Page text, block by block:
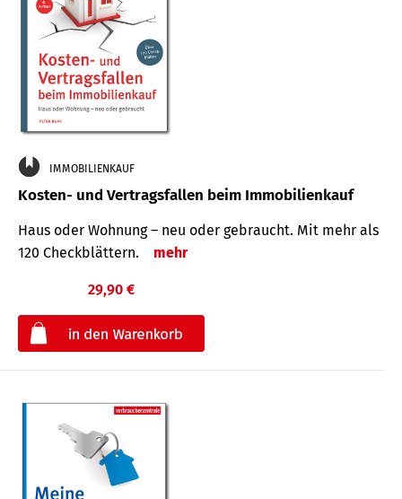
IMMOBILIENKAUF
Kosten- und Vertragsfallen beim Immobilienkauf
Haus oder Wohnung – neu oder gebraucht. Mit mehr als
120 Check­blättern.
mehr
29,90 €